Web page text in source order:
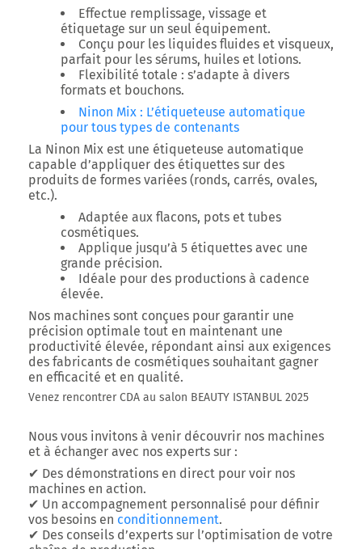
Effectue remplissage, vissage et
étiquetage sur un seul équipement.
Conçu pour les liquides fluides et visqueux,
parfait pour les sérums, huiles et lotions.
Flexibilité totale : s’adapte à divers
formats et bouchons.
Ninon Mix : L’étiqueteuse automatique
pour tous types de contenants
La Ninon Mix est une étiqueteuse automatique
capable d’appliquer des étiquettes sur des
produits de formes variées (ronds, carrés, ovales,
etc.).
Adaptée aux flacons, pots et tubes
cosmétiques.
Applique jusqu’à 5 étiquettes avec une
grande précision.
Idéale pour des productions à cadence
élevée.
Nos machines sont conçues pour garantir une
précision optimale tout en maintenant une
productivité élevée, répondant ainsi aux exigences
des fabricants de cosmétiques souhaitant gagner
en efficacité et en qualité.
Venez rencontrer CDA au salon BEAUTY ISTANBUL 2025
Nous vous invitons à venir découvrir nos machines
et à échanger avec nos experts sur :
✔ Des démonstrations en direct pour voir nos
machines en action.
✔ Un accompagnement personnalisé pour définir
vos besoins en conditionnement.
✔ Des conseils d’experts sur l’optimisation de votre